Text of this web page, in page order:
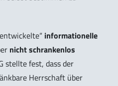
informationelle
nicht schrankenlos
stellte fest, dass der
Herrschaft über